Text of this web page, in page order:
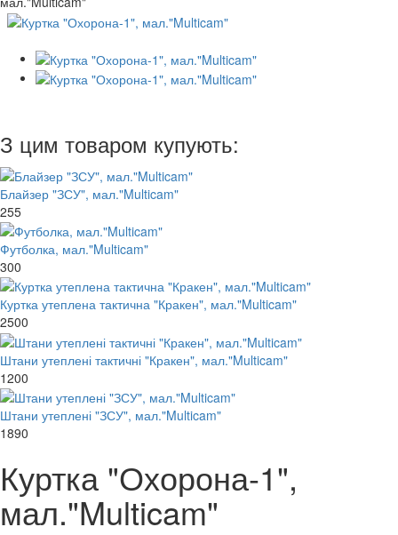
З цим товаром купують:
Блайзер "ЗСУ", мал."Multicam"
255
Футболка, мал."Multicam"
300
Куртка утеплена тактична "Кракен", мал."Multicam"
2500
Штани утеплені тактичні "Кракен", мал."Multicam"
1200
Штани утеплені "ЗСУ", мал."Multicam"
1890
Куртка "Охорона-1",
мал."Multicam"